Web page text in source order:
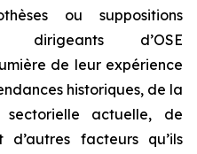
ou suppositions
d’OSE
de leur expérience
historiques, de la
actuelle, de
facteurs qu’ils